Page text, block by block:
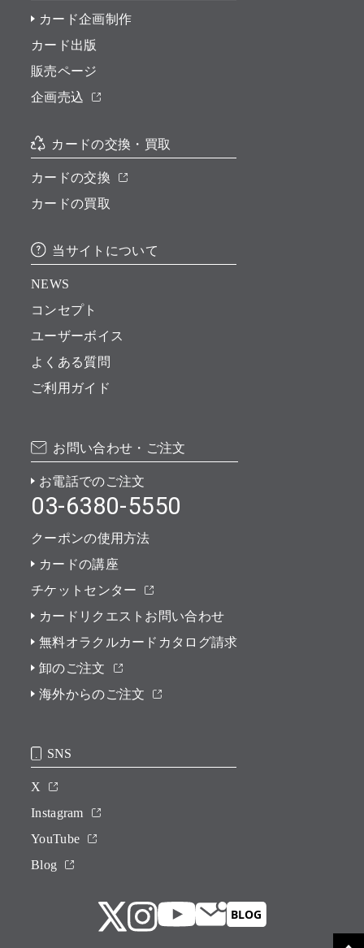
カード企画制作
カード出版
販売ページ
企画売込
カードの交換・買取
カードの交換
カードの買取
当サイトについて
NEWS
コンセプト
ユーザーボイス
よくある質問
ご利用ガイド
お問い合わせ・ご注文
お電話でのご注文
03-6380-5550
クーポンの使用方法
カードの講座
チケットセンター
カードリクエストお問い合わせ
無料オラクルカードカタログ請求
卸のご注文
海外からのご注文
SNS
X
Instagram
YouTube
Blog